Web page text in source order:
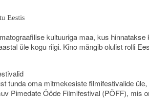
Eestis
kultuuriga maa, kus
üle kogu riigi. Kino mängib olulist rolli
tunda oma mitmekesiste filmifestivalide
Pimedate Ööde Filmifestival (PÖFF), mis